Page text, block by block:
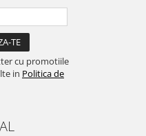
cu promotiile
in Politica de